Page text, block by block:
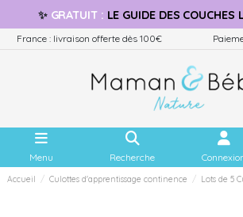
✨ GRATUIT: LE GUIDE DES COUCHES
France : livraison offerte dès 100€
Menu Recherche
Accueil Culottes d'apprentissage continence Lots de 5